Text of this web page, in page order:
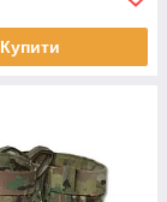
Купити